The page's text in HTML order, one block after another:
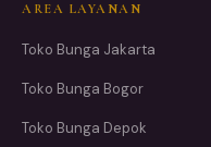
AREA LAYANAN
Toko Bunga Jakarta
Toko Bunga Bogor
Toko Bunga Depok